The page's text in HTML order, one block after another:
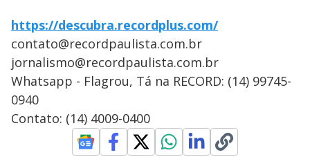
https://descubra.recordplus.com/
contato@recordpaulista.com.br
jornalismo@recordpaulista.com.br
Whatsapp - Flagrou, Tá na RECORD: (14) 99745-
0940
Contato: (14) 4009-0400